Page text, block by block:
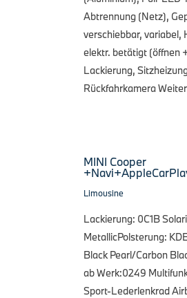
Abtrennung (Netz),
verschiebbar, variabel,
elektr. betätigt (öffnen
Lackierung,
Rückfahrkamera
MINI Cooper
Limousine
Lackierung: 0C1B
MetallicPolsterung:
Black Pearl/Carbon
ab Werk:0249
Sport-Lederlenkrad